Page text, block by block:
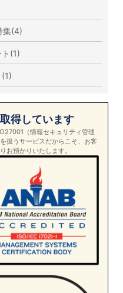
集(4)
(1)
得しています
（情報セキュリティ管理
扱うサービスだからこそ、お客
お預かりいたします。